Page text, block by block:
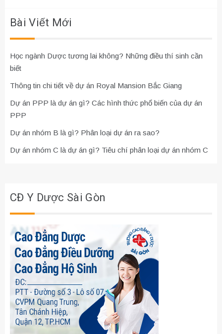
Bài Viết Mới
Học ngành Dược tương lai không? Những điều thí sinh cần
biết
Thông tin chi tiết về dự án Royal Mansion Bắc Giang
Dự án PPP là dự án gì? Các hình thức phổ biến của dự án
PPP
Dự án nhóm B là gì? Phân loại dự án ra sao?
Dự án nhóm C là dự án gì? Tiêu chí phân loại dự án nhóm C
CĐ Y Dược Sài Gòn